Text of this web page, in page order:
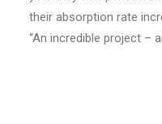
their absorption rate
“An incredible project –